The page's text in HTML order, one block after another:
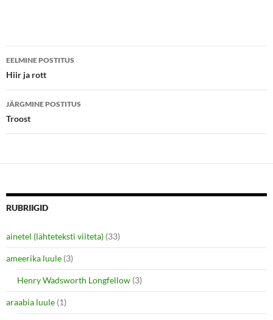
(
p
n
i
n
n
e
w
w
o
k
O
s
i
n
w
d
Postituste
töölaud
EELMINE POSTITUS
Hiir ja rott
JÄRGMINE POSTITUS
Troost
RUBRIIGID
ainetel (lähteteksti viiteta) (33)
ameerika luule (3)
Henry Wadsworth Longfellow (3)
araabia luule (1)